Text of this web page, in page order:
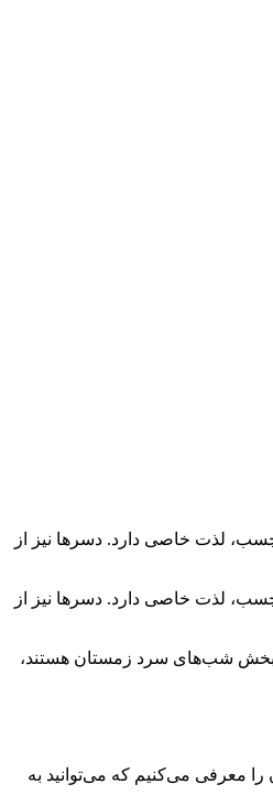
لذت خاصی دارد. دسرها نیز از
لذت خاصی دارد. دسرها نیز از
شب‌های سرد زمستان هستند،
معرفی می‌کنیم که می‌توانید به